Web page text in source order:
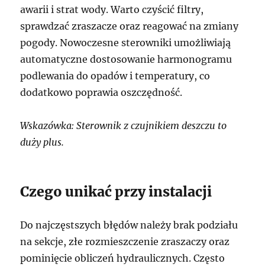
awarii i strat wody. Warto czyścić filtry,
sprawdzać zraszacze oraz reagować na zmiany
pogody. Nowoczesne sterowniki umożliwiają
automatyczne dostosowanie harmonogramu
podlewania do opadów i temperatury, co
dodatkowo poprawia oszczędność.
Wskazówka: Sterownik z czujnikiem deszczu to
duży plus.
Czego unikać przy instalacji
Do najczęstszych błędów należy brak podziału
na sekcje, złe rozmieszczenie zraszaczy oraz
pominięcie obliczeń hydraulicznych. Często